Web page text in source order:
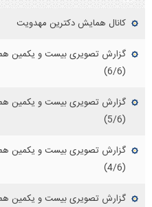
کانال همایش دکترین مهدویت
گزارش تصویری بیست و یکمین
(6/6)
گزارش تصویری بیست و یکمین
(5/6)
گزارش تصویری بیست و یکمین
(4/6)
گزارش تصویری بیست و یکمین